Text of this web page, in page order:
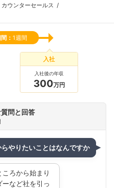
ウンターセールス
： 1週間
入社
入社後の年収
300万円
問と回答
らやりたいことはなんですか
ろから始まり
ーなど社を引っ